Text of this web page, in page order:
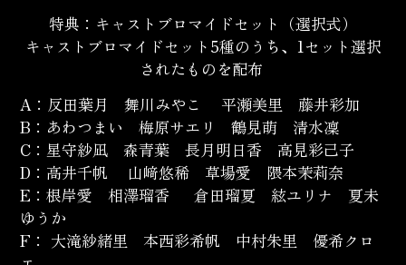
特典：キャストブロマイドセット（選択式）
キャストブロマイドセット5種のうち、1セット選択
されたものを配布
A：反田葉月 舞川みやこ 平瀬美里 藤井彩加
B：あわつまい 梅原サエリ 鶴見萌 清水凜
C：星守紗凪 森青葉 長月明日香 高見彩己子
D：高井千帆 山﨑悠稀 草場愛 隈本茉莉奈
E：根岸愛 相澤瑠香 倉田瑠夏 絃ユリナ 夏未
ゆうか
F： 大滝紗緒里 本西彩希帆 中村朱里 優希クロ